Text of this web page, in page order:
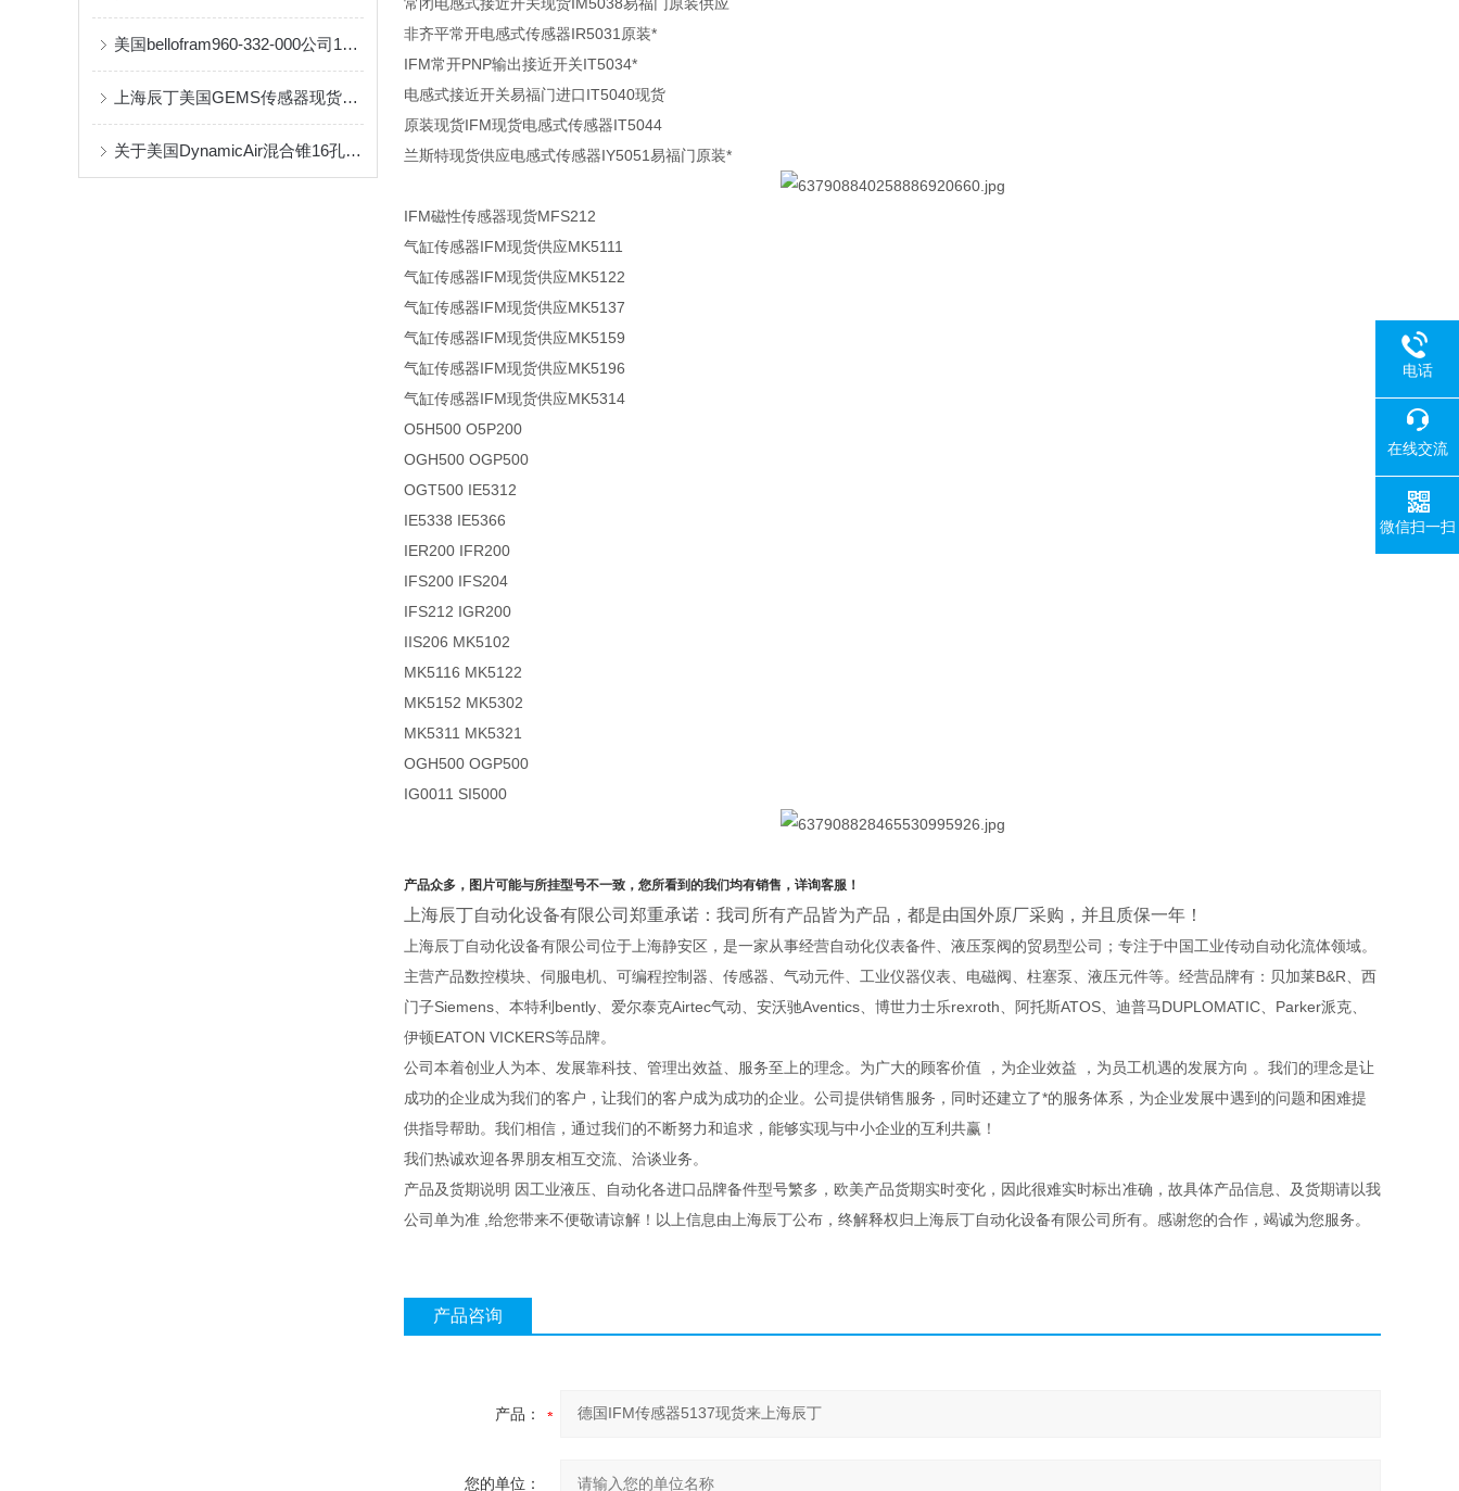
美国bellofram960-332-000公司10台*
上海辰丁美国GEMS传感器现货库存
关于美国DynamicAir混合锥16孔活塞介绍
非齐平常开电感式传感器IR5031原装*
IFM常开PNP输出接近开关IT5034*
电感式接近开关易福门进口IT5040现货
原装现货IFM现货电感式传感器IT5044
兰斯特现货供应电感式传感器IY5051易福门原装*
IFM磁性传感器现货MFS212
气缸传感器IFM现货供应MK5111
气缸传感器IFM现货供应MK5122
气缸传感器IFM现货供应MK5137
气缸传感器IFM现货供应MK5159
气缸传感器IFM现货供应MK5196
气缸传感器IFM现货供应MK5314
O5H500 O5P200
OGH500 OGP500
OGT500 IE5312
IE5338 IE5366
IER200 IFR200
IFS200 IFS204
IFS212 IGR200
IIS206 MK5102
MK5116 MK5122
MK5152 MK5302
MK5311 MK5321
OGH500 OGP500
IG0011 SI5000
产品众多，图片可能与所挂型号不一致，您所看到的我们均有销售，详询客服！
上海辰丁自动化设备有限公司郑重承诺：我司所有产品皆为产品，都是由国外原厂采购，并且质保一年！
上海辰丁自动化设备有限公司位于上海静安区，是一家从事经营自动化仪表备件、液压泵阀的贸易型公司；专注于中国工业传动自动化流体领域。
主营产品数控模块、伺服电机、可编程控制器、传感器、气动元件、工业仪器仪表、电磁阀、柱塞泵、液压元件等。经营品牌有：贝加莱B&R、西
门子Siemens、本特利bently、爱尔泰克Airtec气动、安沃驰Aventics、博世力士乐rexroth、阿托斯ATOS、迪普马DUPLOMATIC、Parker派克、
伊顿EATON VICKERS等品牌。
公司本着创业人为本、发展靠科技、管理出效益、服务至上的理念。为广大的顾客价值 ，为企业效益 ，为员工机遇的发展方向 。我们的理念是让
成功的企业成为我们的客户，让我们的客户成为成功的企业。公司提供销售服务，同时还建立了*的服务体系，为企业发展中遇到的问题和困难提
供指导帮助。我们相信，通过我们的不断努力和追求，能够实现与中小企业的互利共赢！
我们热诚欢迎各界朋友相互交流、洽谈业务。
产品及货期说明 因工业液压、自动化各进口品牌备件型号繁多，欧美产品货期实时变化，因此很难实时标出准确，故具体产品信息、及货期请以我
公司单为准 ,给您带来不便敬请谅解！以上信息由上海辰丁公布，终解释权归上海辰丁自动化设备有限公司所有。感谢您的合作，竭诚为您服务。
产品咨询
产品：
您的单位：
电话
在线交流
微信扫一扫